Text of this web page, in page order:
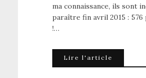
ma connaissance, ils sont
paraître fin avril 2015 :
!…
Lire l'article